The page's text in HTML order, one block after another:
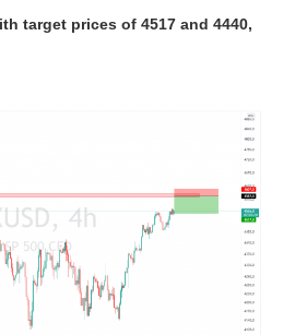
target prices of 4517 and 4440,